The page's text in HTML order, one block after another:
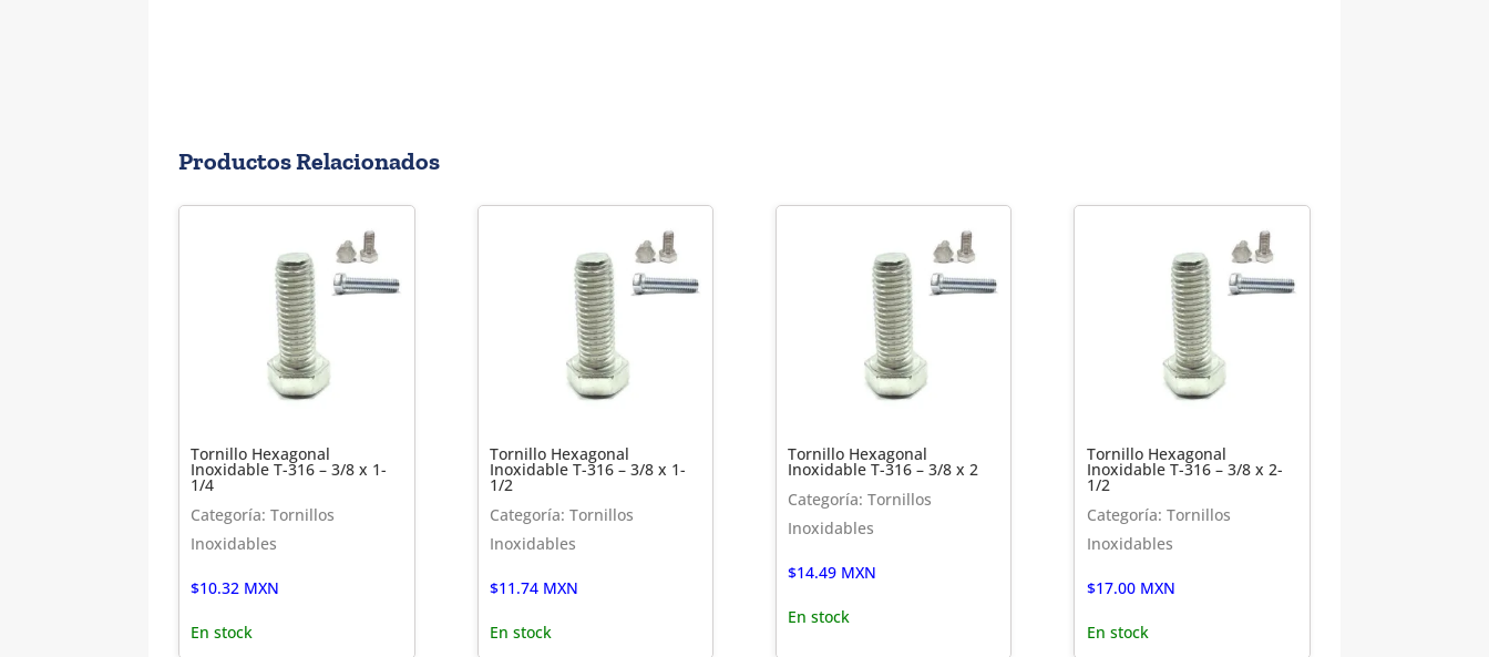
Productos Relacionados
Tornillo Hexagonal
Inoxidable T-316 – 3/8 x 1-
1/4
Categoría: Tornillos
Inoxidables
$10.32 MXN
En stock
Tornillo Hexagonal
Inoxidable T-316 – 3/8 x 1-
1/2
Categoría: Tornillos
Inoxidables
$11.74MXN
En stock
Tornillo Hexagonal
Inoxidable T-316 – 3/8 x 2
Categoría: Tornillos
Inoxidables
$14.49 MXN
En stock
Tornillo Hexagonal
Inoxidable T-316 – 3/8 x 2-
1/2
Categoría: Tornillos
Inoxidables
$17.00MXN
En stock